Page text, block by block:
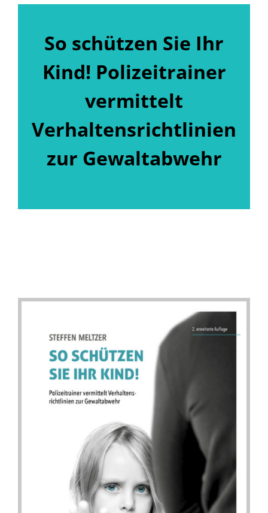
So schützen Sie Ihr
Kind! Polizeitrainer
vermittelt
Verhaltensrichtlinien
zur Gewaltabwehr